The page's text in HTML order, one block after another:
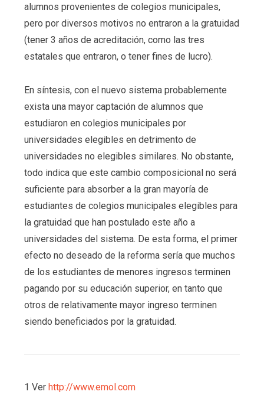
alumnos provenientes de colegios municipales,
pero por diversos motivos no entraron a la gratuidad
(tener 3 años de acreditación, como las tres
estatales que entraron, o tener fines de lucro).
En síntesis, con el nuevo sistema probablemente
exista una mayor captación de alumnos que
estudiaron en colegios municipales por
universidades elegibles en detrimento de
universidades no elegibles similares. No obstante,
todo indica que este cambio composicional no será
suficiente para absorber a la gran mayoría de
estudiantes de colegios municipales elegibles para
la gratuidad que han postulado este año a
universidades del sistema. De esta forma, el primer
efecto no deseado de la reforma sería que muchos
de los estudiantes de menores ingresos terminen
pagando por su educación superior, en tanto que
otros de relativamente mayor ingreso terminen
siendo beneficiados por la gratuidad.
1 Ver http://www.emol.com